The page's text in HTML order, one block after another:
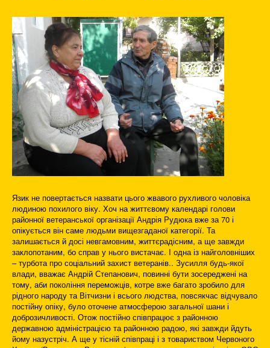
Язик не повертається назвати цього жвавого рухливого чоловіка
людиною похилого віку. Хоч на життєвому календарі голови
районної ветеранської організації Андрія Рудюка вже за 70 і
опікується він саме людьми вищезгаданої категорії. Та
залишається й досі невгамовним, життєрадісним, а ще завжди
заклопотаним, бо справ у нього вистачає. І одна із найголовніших
– турбота про соціальний захист ветеранів.. Зусилля будь-якої
влади, вважає Андрій Степанович, повинні бути зосереджені на
тому, аби покоління переможців, котре вже багато зробило для
рідного народу та Вітчизни і всього людства, повсякчас відчувало
постійну опіку, було оточене атмосферою загальної шани і
доброзичливості. Отож постійно співпрацює з районною
державною адміністрацією та районною радою, які завжди йдуть
йому назустріч. А ще у тісній співпраці і з товариством Червоного